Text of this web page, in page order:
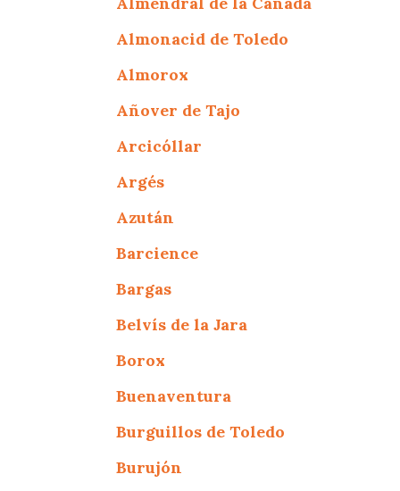
Almonacid de Toledo
Almorox
Añover de Tajo
Arcicóllar
Argés
Azután
Barcience
Bargas
Belvís de la Jara
Borox
Buenaventura
Burguillos de Toledo
Burujón